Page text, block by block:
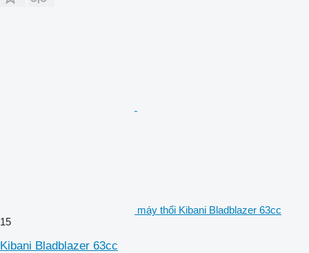
máy thổi Kibani Bladblazer 63cc
15
Kibani Bladblazer 63cc